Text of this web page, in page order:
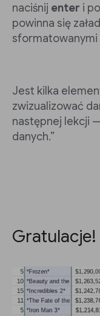
naciśnij enter i
powinna się
sformatowanymi
Jest kilka
zwizualizować
następnej lekcji
danych.”
Gratulacje!